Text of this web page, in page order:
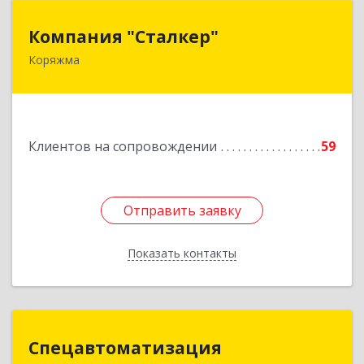
Компания "Сталкер"
Коряжма
Клиентов на сопровождении 59
Отправить заявку
Показать контакты
Отправить заявку
Назад
Спецавтоматизация